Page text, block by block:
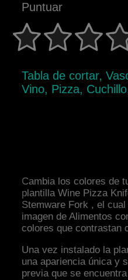
Puntuar
Tabla de cortar,
Vino, Pizza,
Cambia los colores de
plantilla Wine Pizza
Stemware Fork , el
imagen de Alimentos
colores que contrastan
Una vez instalado la
una apariencia única y
previa que se